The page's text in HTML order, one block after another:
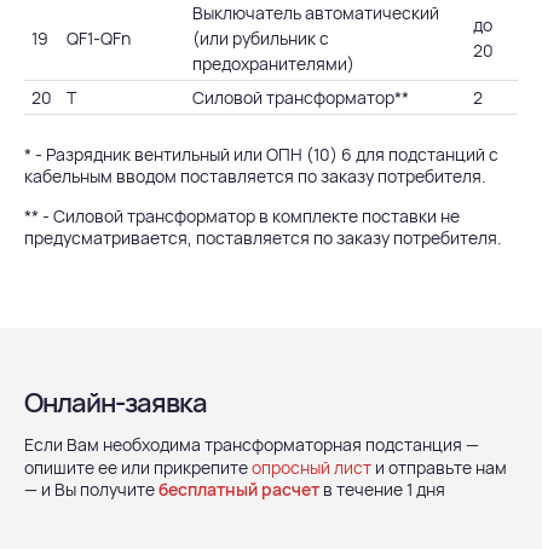
19 QF1-QFn
Выключатель автоматический
(или рубильник с
предохранителями)
до
20
20 T Силовой трансформатор** 2
* - Разрядник вентильный или ОПН (10) 6 для подстанций с
кабельным вводом поставляется по заказу потребителя.
** - Силовой трансформатор в комплекте поставки не
предусматривается, поставляется по заказу потребителя.
Онлайн-заявка
Если Вам необходима трансформаторная подстанция —
опишите ее или прикрепитеопросный лист и отправьте нам
— и Вы получитебесплатный расчет в течение 1 дня